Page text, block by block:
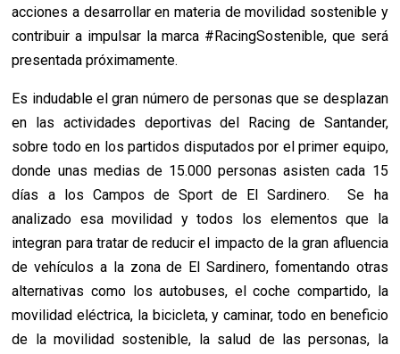
acciones a desarrollar en materia de movilidad sostenible y
contribuir a impulsar la marca #RacingSostenible, que será
presentada próximamente.
Es indudable el gran número de personas que se desplazan
en las actividades deportivas del Racing de Santander,
sobre todo en los partidos disputados por el primer equipo,
donde unas medias de 15.000 personas asisten cada 15
días a los Campos de Sport de El Sardinero. Se ha
analizado esa movilidad y todos los elementos que la
integran para tratar de reducir el impacto de la gran afluencia
de vehículos a la zona de El Sardinero, fomentando otras
alternativas como los autobuses, el coche compartido, la
movilidad eléctrica, la bicicleta, y caminar, todo en beneficio
de la movilidad sostenible, la salud de las personas, la